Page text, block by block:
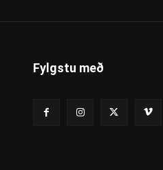
Fylgstu með